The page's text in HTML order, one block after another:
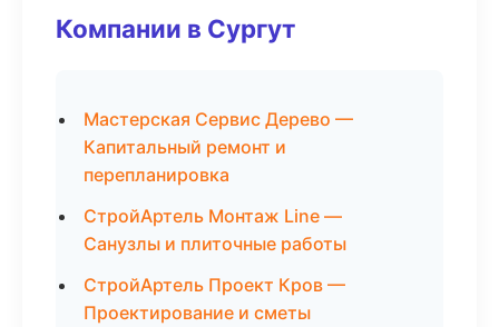
Компании в Сургут
Мастерская Сервис Дерево —
Капитальный ремонт и
перепланировка
СтройАртель Монтаж Line —
Санузлы и плиточные работы
СтройАртель Проект Кров —
Проектирование и сметы